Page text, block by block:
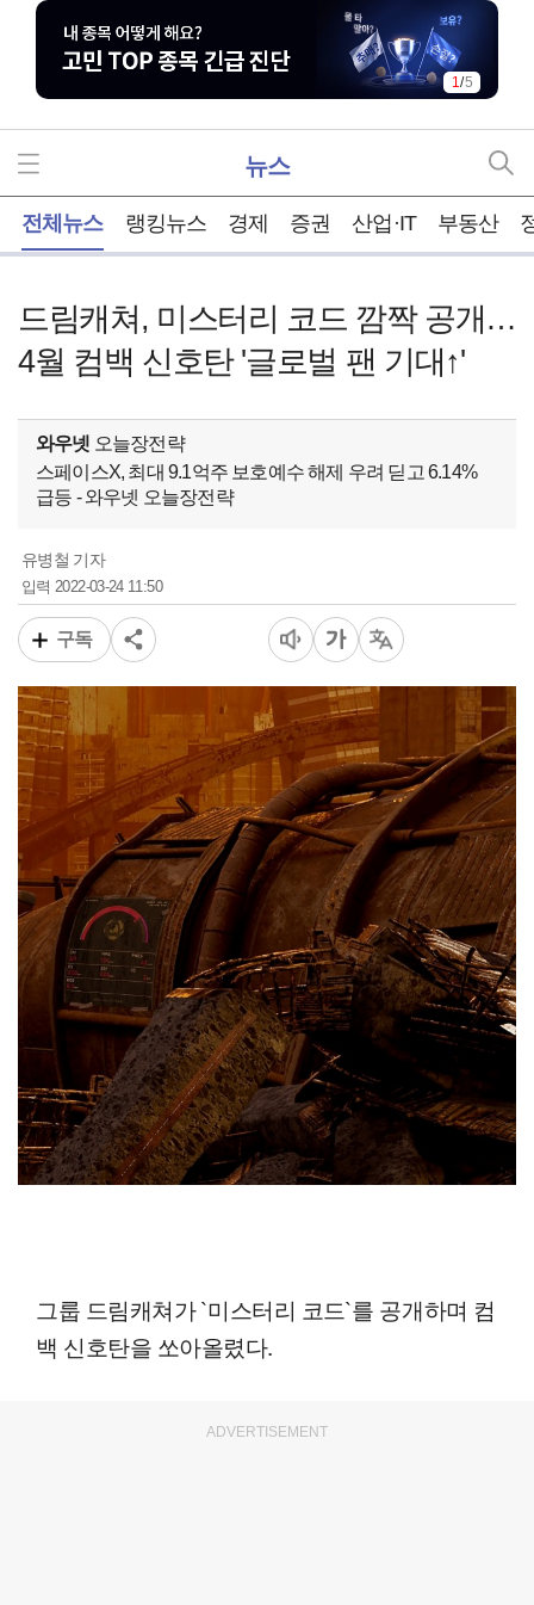
1/5
뉴스
전체뉴스 랭킹뉴스 경제 증권 산업·IT 부동산
드림캐쳐, 미스터리 코드 깜짝 공개…
4월 컴백 신호탄 '글로벌 팬 기대↑'
와우넷 오늘장전략
스페이스X, 최대 9.1억주 보호예수 해제 우려 딛고 6.14%
급등 - 와우넷 오늘장전략
유병철 기자
입력2022-03-24 11:50
구독
그룹 드림캐쳐가 `미스터리 코드`를 공개하며 컴
백 신호탄을 쏘아올렸다.
ADVERTISEMENT